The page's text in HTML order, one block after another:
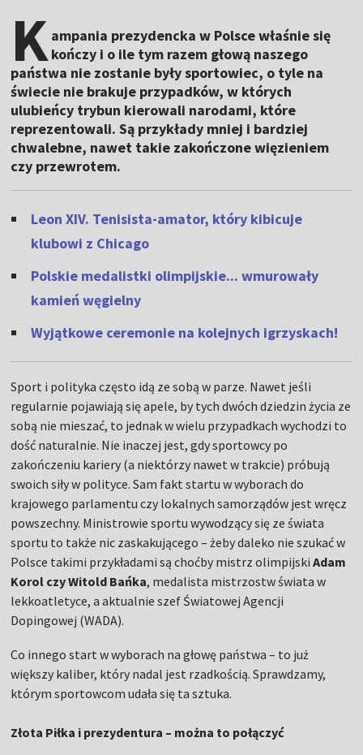
Kampania prezydencka w Polsce właśnie się
kończy i o ile tym razem głową naszego
państwa nie zostanie były sportowiec, o tyle na
świecie nie brakuje przypadków, w których
ulubieńcy trybun kierowali narodami, które
reprezentowali. Są przykłady mniej i bardziej
chwalebne, nawet takie zakończone więzieniem
czy przewrotem.
Leon XIV. Tenisista-amator, który kibicuje
klubowi z Chicago
Polskie medalistki olimpijskie... wmurowały
kamień węgielny
Wyjątkowe ceremonie na kolejnych igrzyskach!
Sport i polityka często idą ze sobą w parze. Nawet jeśli
regularnie pojawiają się apele, by tych dwóch dziedzin życia ze
sobą nie mieszać, to jednak w wielu przypadkach wychodzi to
dość naturalnie. Nie inaczej jest, gdy sportowcy po
zakończeniu kariery (a niektórzy nawet w trakcie) próbują
swoich siły w polityce. Sam fakt startu w wyborach do
krajowego parlamentu czy lokalnych samorządów jest wręcz
powszechny. Ministrowie sportu wywodzący się ze świata
sportu to także nic zaskakującego – żeby daleko nie szukać w
Polsce takimi przykładami są choćby mistrz olimpijskiAdam
Korol czy Witold Bańka, medalista mistrzostw świata w
lekkoatletyce, a aktualnie szef Światowej Agencji
Dopingowej (WADA).
Co innego start w wyborach na głowę państwa – to już
większy kaliber, który nadal jest rzadkością. Sprawdzamy,
którym sportowcom udała się ta sztuka.
Złota Piłka i prezydentura – można to połączyć